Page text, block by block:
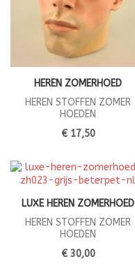
HEREN ZOMERHOED
HEREN STOFFEN ZOMER
HOEDEN
€ 17,50
LUXE HEREN ZOMERHOED
HEREN STOFFEN ZOMER
HOEDEN
€ 30,00